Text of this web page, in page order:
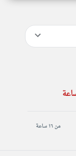
من ١٦ ساعة